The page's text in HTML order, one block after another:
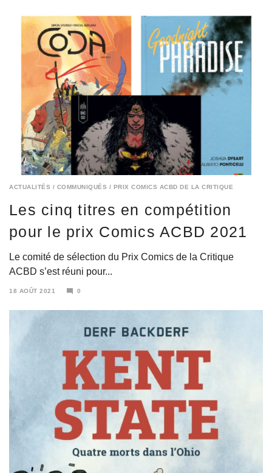
ACTUALITÉS / COMMUNIQUÉS / PRIX COMICS ACBD DE LA CRITIQUE
Les cinq titres en compétition
pour le prix Comics ACBD 2021
Le comité de sélection du Prix Comics de la Critique
ACBD s’est réuni pour...
18 AOÛT 2021
0